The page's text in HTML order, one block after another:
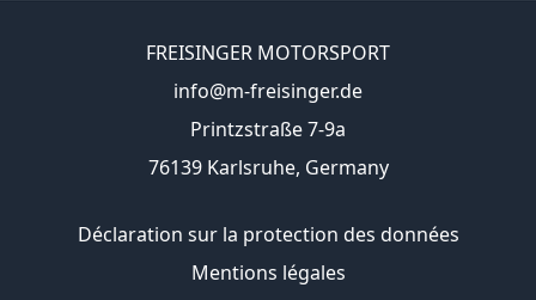
FREISINGER MOTORSPORT
info@m-freisinger.de
Printzstraße 7-9a
76139 Karlsruhe, Germany
Déclaration sur la protection des données
Mentions légales